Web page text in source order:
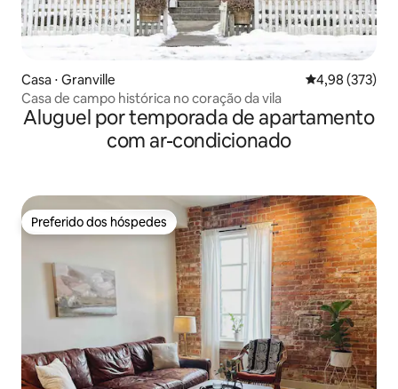
Casa ⋅ Granville 4,98 de uma
4,98 (373)
Casa de campo histórica no coração da vila
Aluguel por temporada de apartamento
com ar-condicionado
Preferido dos hóspedes
Preferido dos hóspedes